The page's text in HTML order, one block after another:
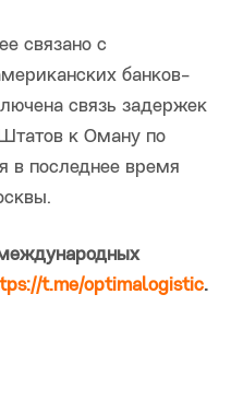
связано с
банков-
связь задержек
к Оману по
в последнее время
t.me/optimalogistic.